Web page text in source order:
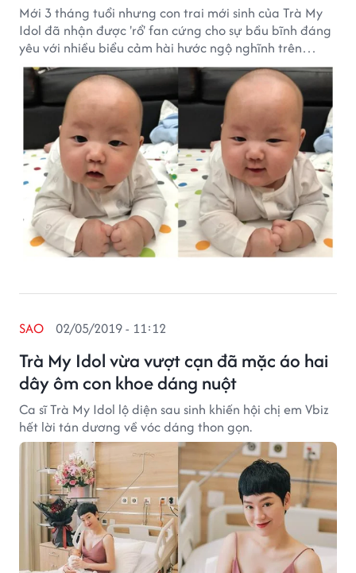
Mới 3 tháng tuổi nhưng con trai mới sinh của Trà My
Idol đã nhận được 'rổ' fan cứng cho sự bầu bĩnh đáng
yêu với nhiều biểu cảm hài hước ngộ nghĩnh trên
khuôn mặt mình.
Trà My Idol vừa vượt cạn đã mặc áo hai
dây ôm con khoe dáng nuột
SAO 02/05/2019 - 11:12
Ca sĩ Trà My Idol lộ diện sau sinh khiến hội chị em Vbiz
hết lời tán dương về vóc dáng thon gọn.